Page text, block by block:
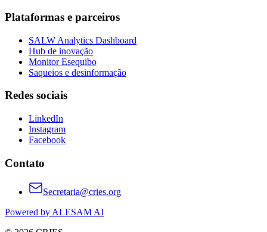
Plataformas e parceiros
SALW Analytics Dashboard
Hub de inovação
Monitor Esequibo
Saqueios e desinformação
Redes sociais
LinkedIn
Instagram
Facebook
Contato
Secretaria@cries.org
Powered by ALESAM AI